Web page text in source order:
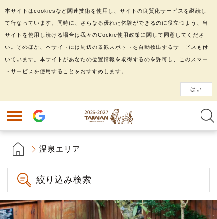
温泉エリア
絞り込み検索
本サイトはcookiesなど関連技術を使用し、サイトの良質化サービスを継続し
て行なっています。同時に、さらなる優れた体験ができるのに役立つよう、当
サイトを使用し続ける場合は我々のCookie使用政策に関して同意してくださ
い。そのほか、本サイトには周辺の景観スポットを自動検出するサービスも付
いています。本サイトがあなたの位置情報を取得するのを許可し、このスマー
トサービスを使用することをおすすめします。
はい